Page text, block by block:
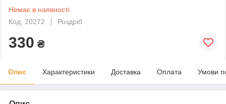
Немає в наявності
Код: 20272
Роздріб
330 ₴
Опис Характеристики Доставка Оплата Умови